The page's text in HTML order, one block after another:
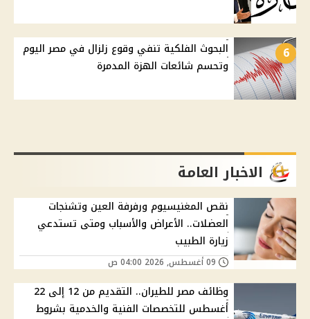
6
البحوث الفلكية تنفي وقوع زلزال في مصر اليوم
وتحسم شائعات الهزة المدمرة
الاخبار العامة
نقص المغنيسيوم ورفرفة العين وتشنجات
العضلات.. الأعراض والأسباب ومتى تستدعي
زيارة الطبيب
وظائف مصر للطيران.. التقديم من 12 إلى 22
أغسطس للتخصصات الفنية والخدمية بشروط